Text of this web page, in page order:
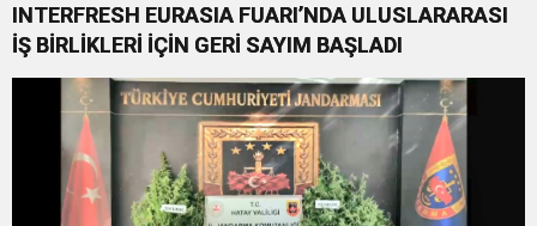
INTERFRESH EURASIA FUARI’NDA ULUSLARARASI
İŞ BİRLİKLERİ İÇİN GERİ SAYIM BAŞLADI